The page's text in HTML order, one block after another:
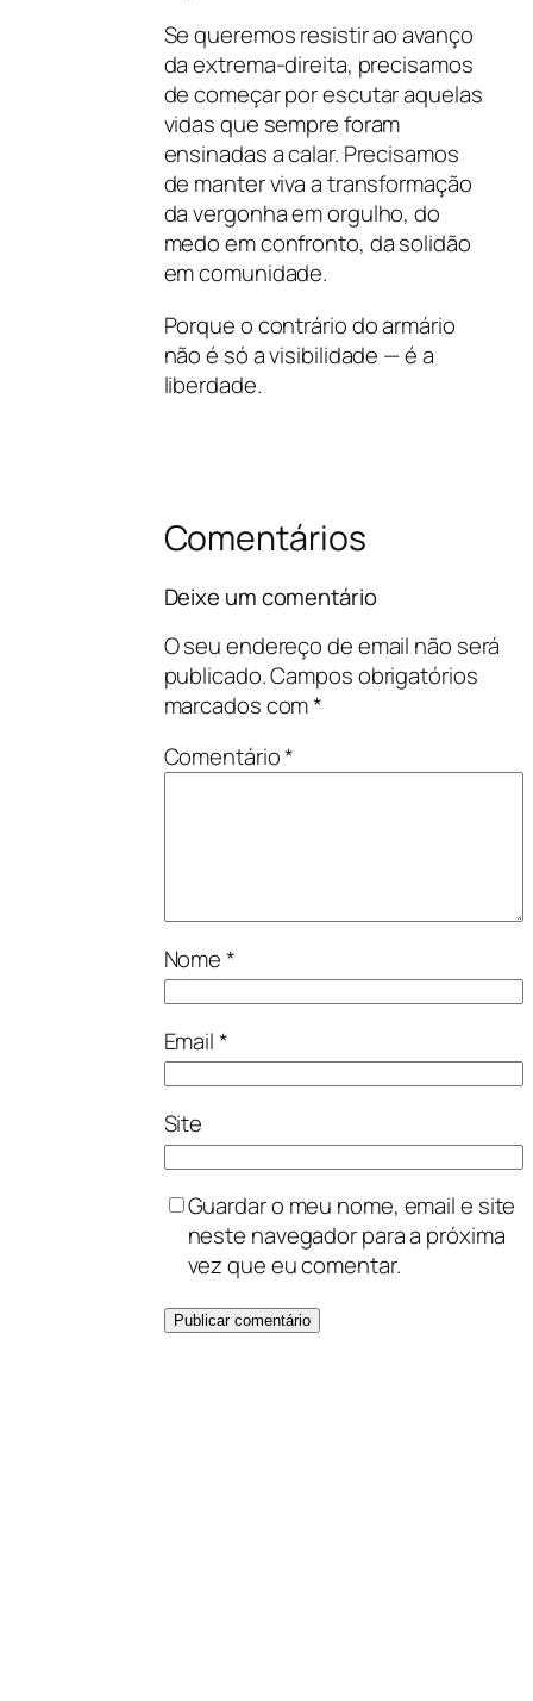
Se queremos resistir ao avanço
da extrema-direita, precisamos
de começar por escutar aquelas
vidas que sempre foram
ensinadas a calar. Precisamos
de manter viva a transformação
da vergonha em orgulho, do
medo em confronto, da solidão
em comunidade.
Porque o contrário do armário
não é só a visibilidade — é a
liberdade.
Comentários
Deixe um comentário
O seu endereço de email não será
publicado.Campos obrigatórios
marcados com*
Comentário*
Nome*
Email*
Site
Guardar o meu nome, email e site
neste navegador para a próxima
vez que eu comentar.